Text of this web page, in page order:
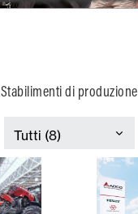
Stabilimenti di produzione
Italia